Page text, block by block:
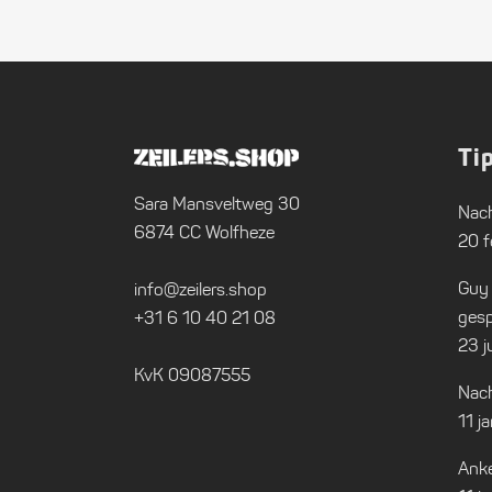
Sara Mansveltweg 30
6874 CC Wolfheze
info@zeilers.shop
+31 6 10 40 21 08
KvK 09087555
20
23
11